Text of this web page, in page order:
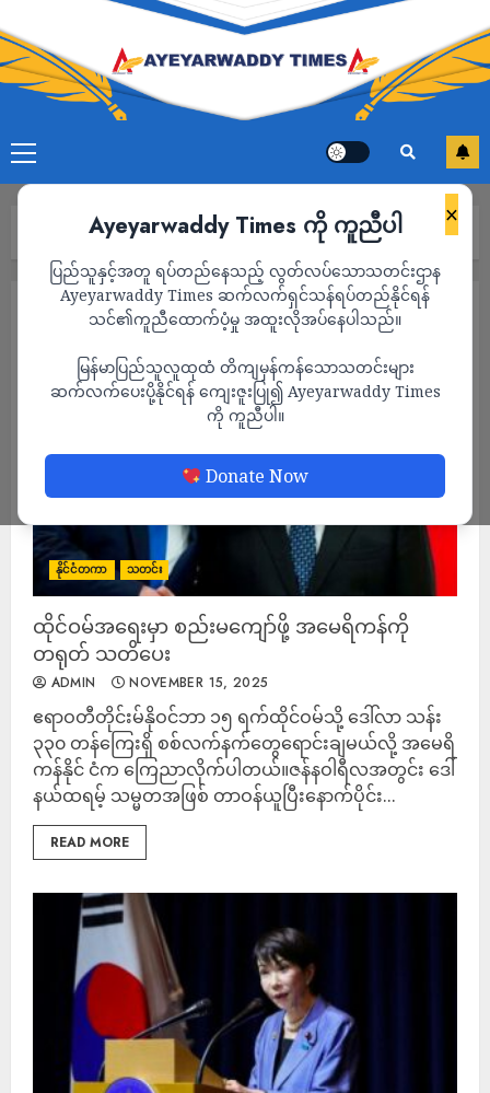
×
Ayeyarwaddy Times ကို ကူညီပါ
ပြည်သူနှင့်အတူ ရပ်တည်နေသည့် လွတ်လပ်သောသတင်းဌာန
Ayeyarwaddy Times ဆက်လက်ရှင်သန်ရပ်တည်နိုင်ရန်
သင်၏ကူညီထောက်ပံ့မှု အထူးလိုအပ်နေပါသည်။
မြန်မာပြည်သူလူထုထံ တိကျမှန်ကန်သောသတင်းများ
ဆက်လက်ပေးပို့နိုင်ရန် ကျေးဇူးပြု၍ Ayeyarwaddy Times
ကို ကူညီပါ။
Donate Now
နိုင်ငံတကာ Page 63
နိုင်ငံတကာ
နိုင်ငံတကာ သတင်း
ထိုင်ဝမ်အရေးမှာ စည်းမကျော်ဖို့ အမေရိကန်ကို
တရုတ် သတိပေး
ADMIN NOVEMBER 15, 2025
ဧရာဝတီတိုင်းမ်နိုဝင်ဘာ ၁၅ ရက်ထိုင်ဝမ်သို့ ဒေါ်လာ သန်း
၃၃၀ တန်ကြေးရှိ စစ်လက်နက်တွေရောင်းချမယ်လို့ အမေရိ
ကန်နိုင် ငံက ကြေညာလိုက်ပါတယ်။ဇန်နဝါရီလအတွင်း ဒေါ်
နယ်ထရမ့် သမ္မတအဖြစ် တာဝန်ယူပြီးနောက်ပိုင်း...
READ MORE